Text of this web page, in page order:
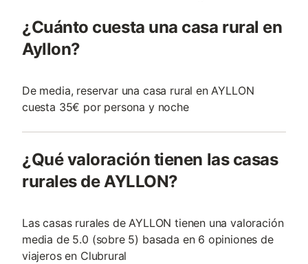
¿Cuánto cuesta una casa rural en
Ayllon?
De media, reservar una casa rural en AYLLON
cuesta 35€ por persona y noche
¿Qué valoración tienen las casas
rurales de AYLLON?
Las casas rurales de AYLLON tienen una valoración
media de 5.0 (sobre 5) basada en 6 opiniones de
viajeros en Clubrural